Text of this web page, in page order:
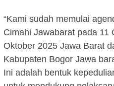
“Kami sudah memulai
Cimahi Jawabarat pada 11
Oktober 2025 Jawa Barat
Kabupaten Bogor Jawa
Ini adalah bentuk